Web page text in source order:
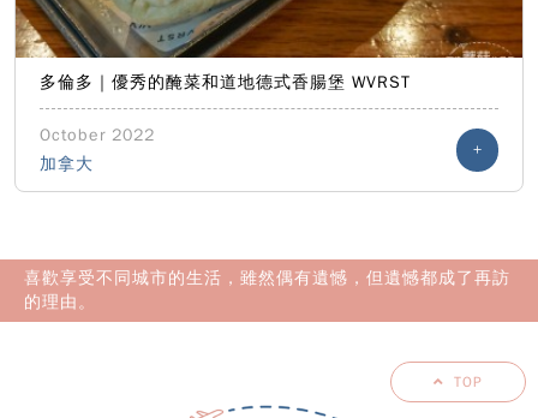
多倫多｜優秀的醃菜和道地德式香腸堡 WVRST
October 2022
加拿大
+
喜歡享受不同城市的生活，雖然偶有遺憾，但遺憾都成了再訪
的理由。
TOP